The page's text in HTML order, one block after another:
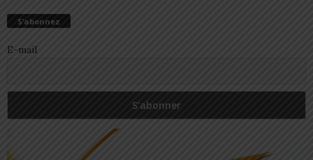
S’abonnez
E-mail